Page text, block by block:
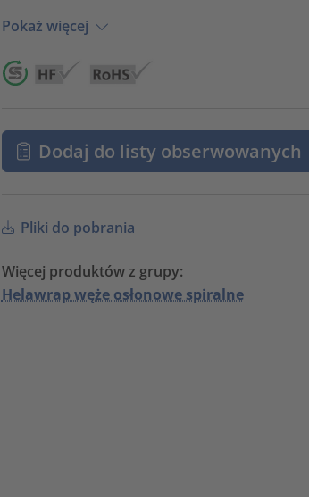
Pokaż więcej
Dodaj do listy obserwowanych
Pliki do pobrania
Więcej produktów z grupy:
Helawrap węże osłonowe spiralne